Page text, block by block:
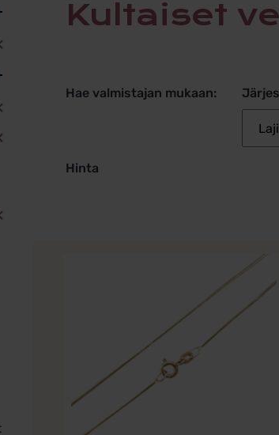
Kultaiset
Hae valmistajan mukaan:
Hinta
valinnat
tuotteen
sivulla.